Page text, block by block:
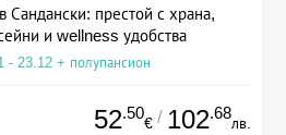
Сандански: престой с храна,
и wellness удобства
- 23.12 + полупансион
52.50
€ / 102.68
лв.